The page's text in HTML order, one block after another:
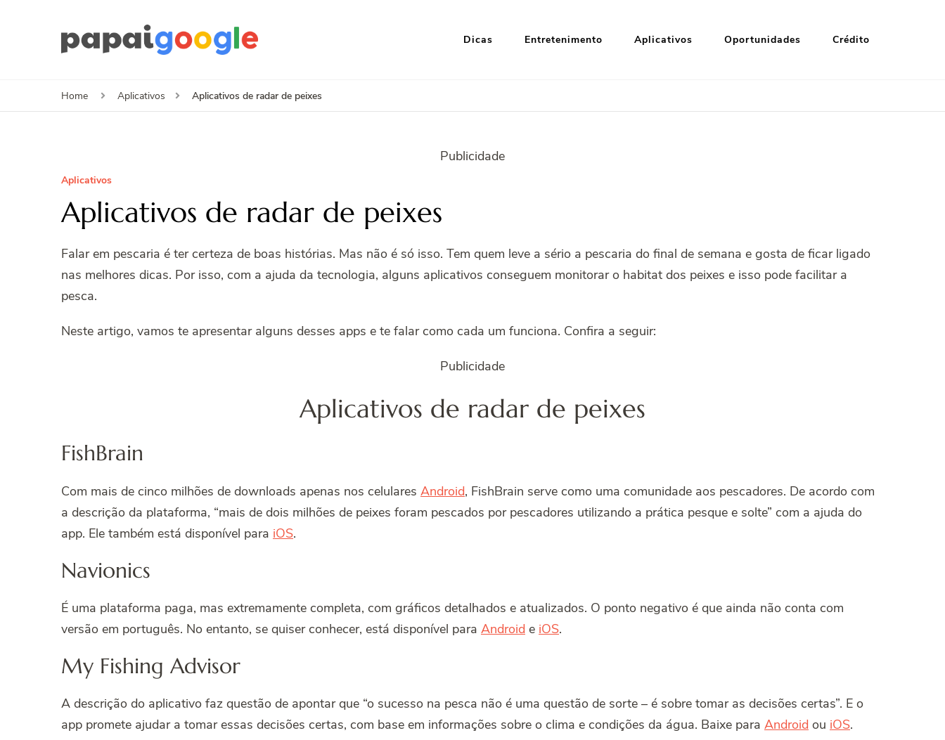
Dicas Entretenimento Aplicativos Oportunidades Crédito
Home Aplicativos Aplicativos de radar de peixes
Publicidade
Aplicativos
Aplicativos de radar de peixes
Falar em pescaria é ter certeza de boas histórias. Mas não é só isso. Tem quem leve a sério a pescaria do final de semana e gosta de ficar ligado
nas melhores dicas. Por isso, com a ajuda da tecnologia, alguns aplicativos conseguem monitorar o habitat dos peixes e isso pode facilitar a
pesca.
Neste artigo, vamos te apresentar alguns desses apps e te falar como cada um funciona. Confira a seguir:
Publicidade
Aplicativos de radar de peixes
FishBrain
Com mais de cinco milhões de downloads apenas nos celulares Android, FishBrain serve como uma comunidade aos pescadores. De acordo com
a descrição da plataforma, “mais de dois milhões de peixes foram pescados por pescadores utilizando a prática pesque e solte” com a ajuda do
app. Ele também está disponível para iOS.
Navionics
É uma plataforma paga, mas extremamente completa, com gráficos detalhados e atualizados. O ponto negativo é que ainda não conta com
versão em português. No entanto, se quiser conhecer, está disponível para Android e iOS.
My Fishing Advisor
A descrição do aplicativo faz questão de apontar que “o sucesso na pesca não é uma questão de sorte – é sobre tomar as decisões certas”. E o
app promete ajudar a tomar essas decisões certas, com base em informações sobre o clima e condições da água. Baixe para Android ou iOS.